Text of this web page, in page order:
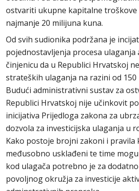
ostvariti ukupne kapitalne troškove
najmanje 20 milijuna kuna.
Od svih sudionika podržana je
pojednostavljenja procesa
činjenicu da u Republici Hrvatskoj
strateških ulaganja na razini od 150
Budući administrativni sustav za
Republici Hrvatskoj nije učinkovit
inicijativa Prijedloga zakona za
dozvola za investicijska ulaganja u
Kako postoje brojni zakoni i pravila
međusobno usklađeni te time
kod ulagača potrebno je za
povoljnog okružja za investicije